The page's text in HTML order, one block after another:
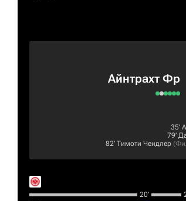
Айнтрахт Фр
35‎’‎
79‎’‎
82‎’‎ Тимоти Чендлер (
20‎’‎